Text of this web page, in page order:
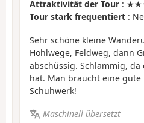
Attraktivität der Tour :
Tour stark frequentiert :
Sehr schöne kleine
Hohlwege, Feldweg, dann
abschüssig. Schlammig,
hat. Man braucht eine
Schuhwerk!
Maschinell übersetzt